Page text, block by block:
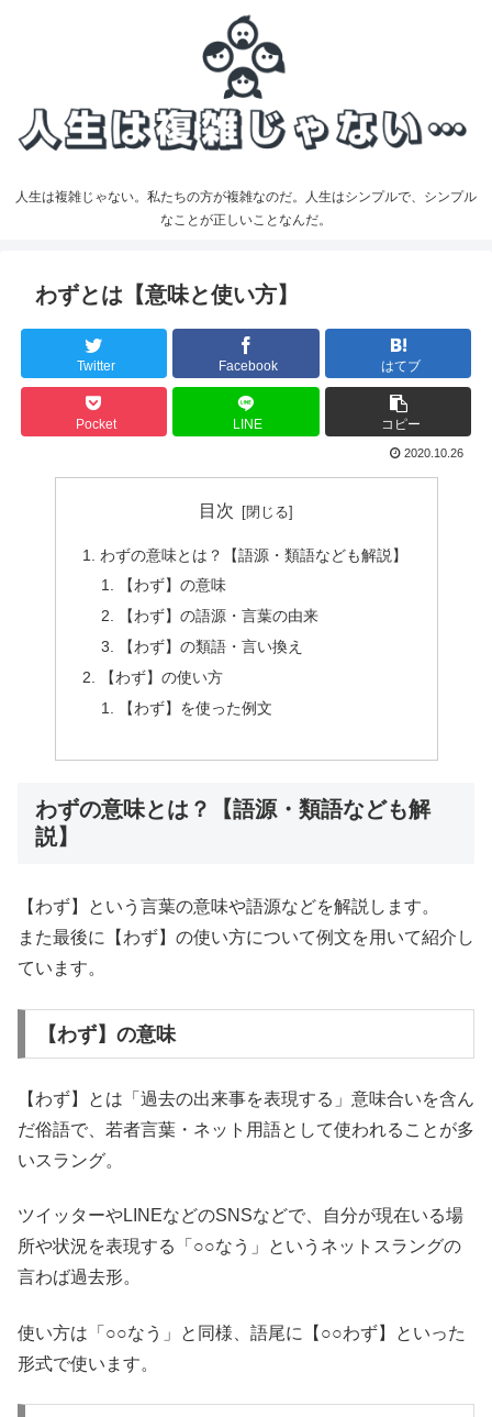
人生は複雑じゃない。私たちの方が複雑なのだ。人生はシンプルで、シンプル
なことが正しいことなんだ。
わずとは【意味と使い方】
Twitter Facebook はてブ
Pocket LINE コピー
2020.10.26
目次
わずの意味とは？【語源・類語なども解説】
【わず】の意味
【わず】の語源・言葉の由来
【わず】の類語・言い換え
【わず】の使い方
【わず】を使った例文
わずの意味とは？【語源・類語なども解
説】
【わず】という言葉の意味や語源などを解説します。
また最後に【わず】の使い方について例文を用いて紹介し
ています。
【わず】の意味
【わず】とは「過去の出来事を表現する」意味合いを含ん
だ俗語で、若者言葉・ネット用語として使われることが多
いスラング。
ツイッターやLINEなどのSNSなどで、自分が現在いる場
所や状況を表現する「○○なう」というネットスラングの
言わば過去形。
使い方は「○○なう」と同様、語尾に【○○わず】といった
形式で使います。